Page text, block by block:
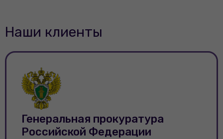
Наши клиенты
Генеральная прокуратура
Российской Федерации